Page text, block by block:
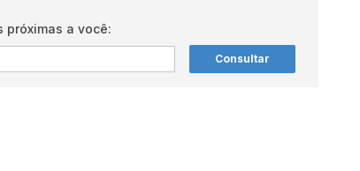
próximas a você:
Consultar